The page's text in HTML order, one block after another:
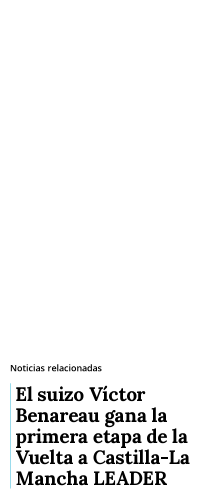
Noticias relacionadas
El suizo Víctor
Benareau gana la
primera etapa de la
Vuelta a Castilla-La
Mancha LEADER